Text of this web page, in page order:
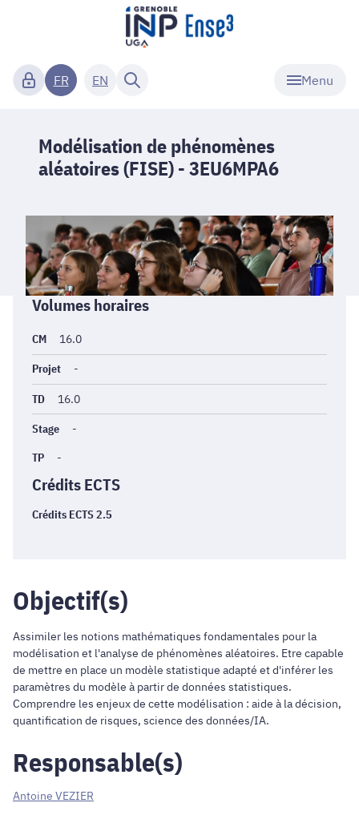
Menu
FR EN
Modélisation de phénomènes
aléatoires (FISE) - 3EU6MPA6
Informations
générales
Volumes horaires
CM 16.0
Projet -
TD 16.0
Stage -
TP -
Crédits ECTS
Crédits ECTS 2.5
Objectif(s)
Assimiler les notions mathématiques fondamentales pour la
modélisation et l'analyse de phénomènes aléatoires. Etre capable
de mettre en place un modèle statistique adapté et d'inférer les
paramètres du modèle à partir de données statistiques.
Comprendre les enjeux de cette modélisation : aide à la décision,
quantification de risques, science des données/IA.
Responsable(s)
Antoine VEZIER